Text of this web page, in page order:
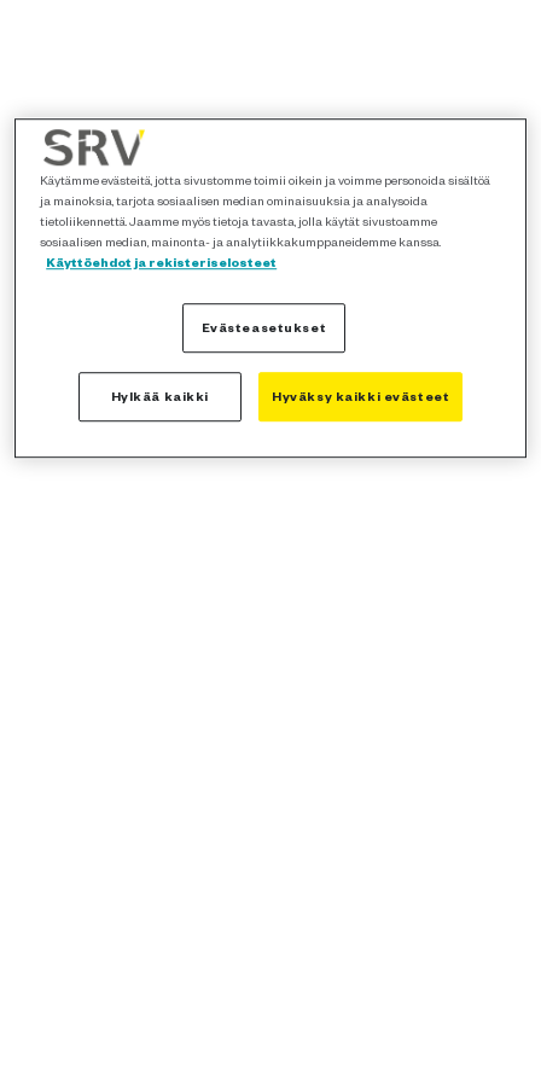
Käytämme evästeitä, jotta sivustomme toimii oikein ja voimme personoida sisältöä
ja mainoksia, tarjota sosiaalisen median ominaisuuksia ja analysoida
tietoliikennettä. Jaamme myös tietoja tavasta, jolla käytät sivustoamme
sosiaalisen median, mainonta- ja analytiikkakumppaneidemme kanssa.
Käyttöehdot ja rekisteriselosteet
Evästeasetukset
Hylkää kaikki Hyväksy kaikki evästeet